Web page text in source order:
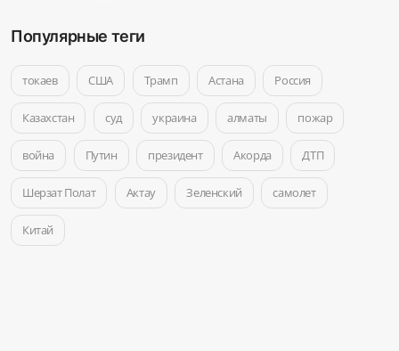
Популярные теги
токаев США Трамп Астана Россия
Казахстан суд украина алматы пожар
война Путин президент Акорда ДТП
Шерзат Полат Актау Зеленский самолет
Китай